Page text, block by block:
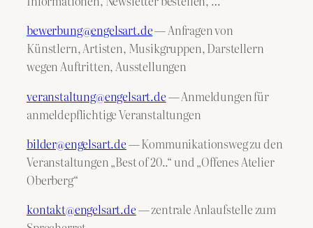
bewerbung@engelsart.de— Anfragen von
Künstlern, Artisten, Musikgruppen, Darstellern
wegen Auftritten, Ausstellungen
veranstaltung@engelsart.de— Anmeldungen für
anmeldepflichtige Veranstaltungen
bilder@engelsart.de— Kommunikationsweg zu den
Veranstaltungen „Best of 20..“ und „Offenes Atelier
Oberberg“
kontakt@engelsart.de— zentrale Anlaufstelle zum